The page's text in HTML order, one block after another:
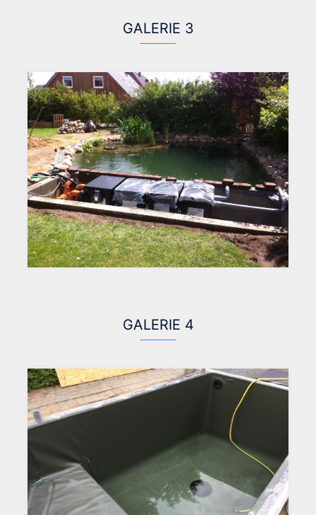
GALERIE 3
GALERIE 4